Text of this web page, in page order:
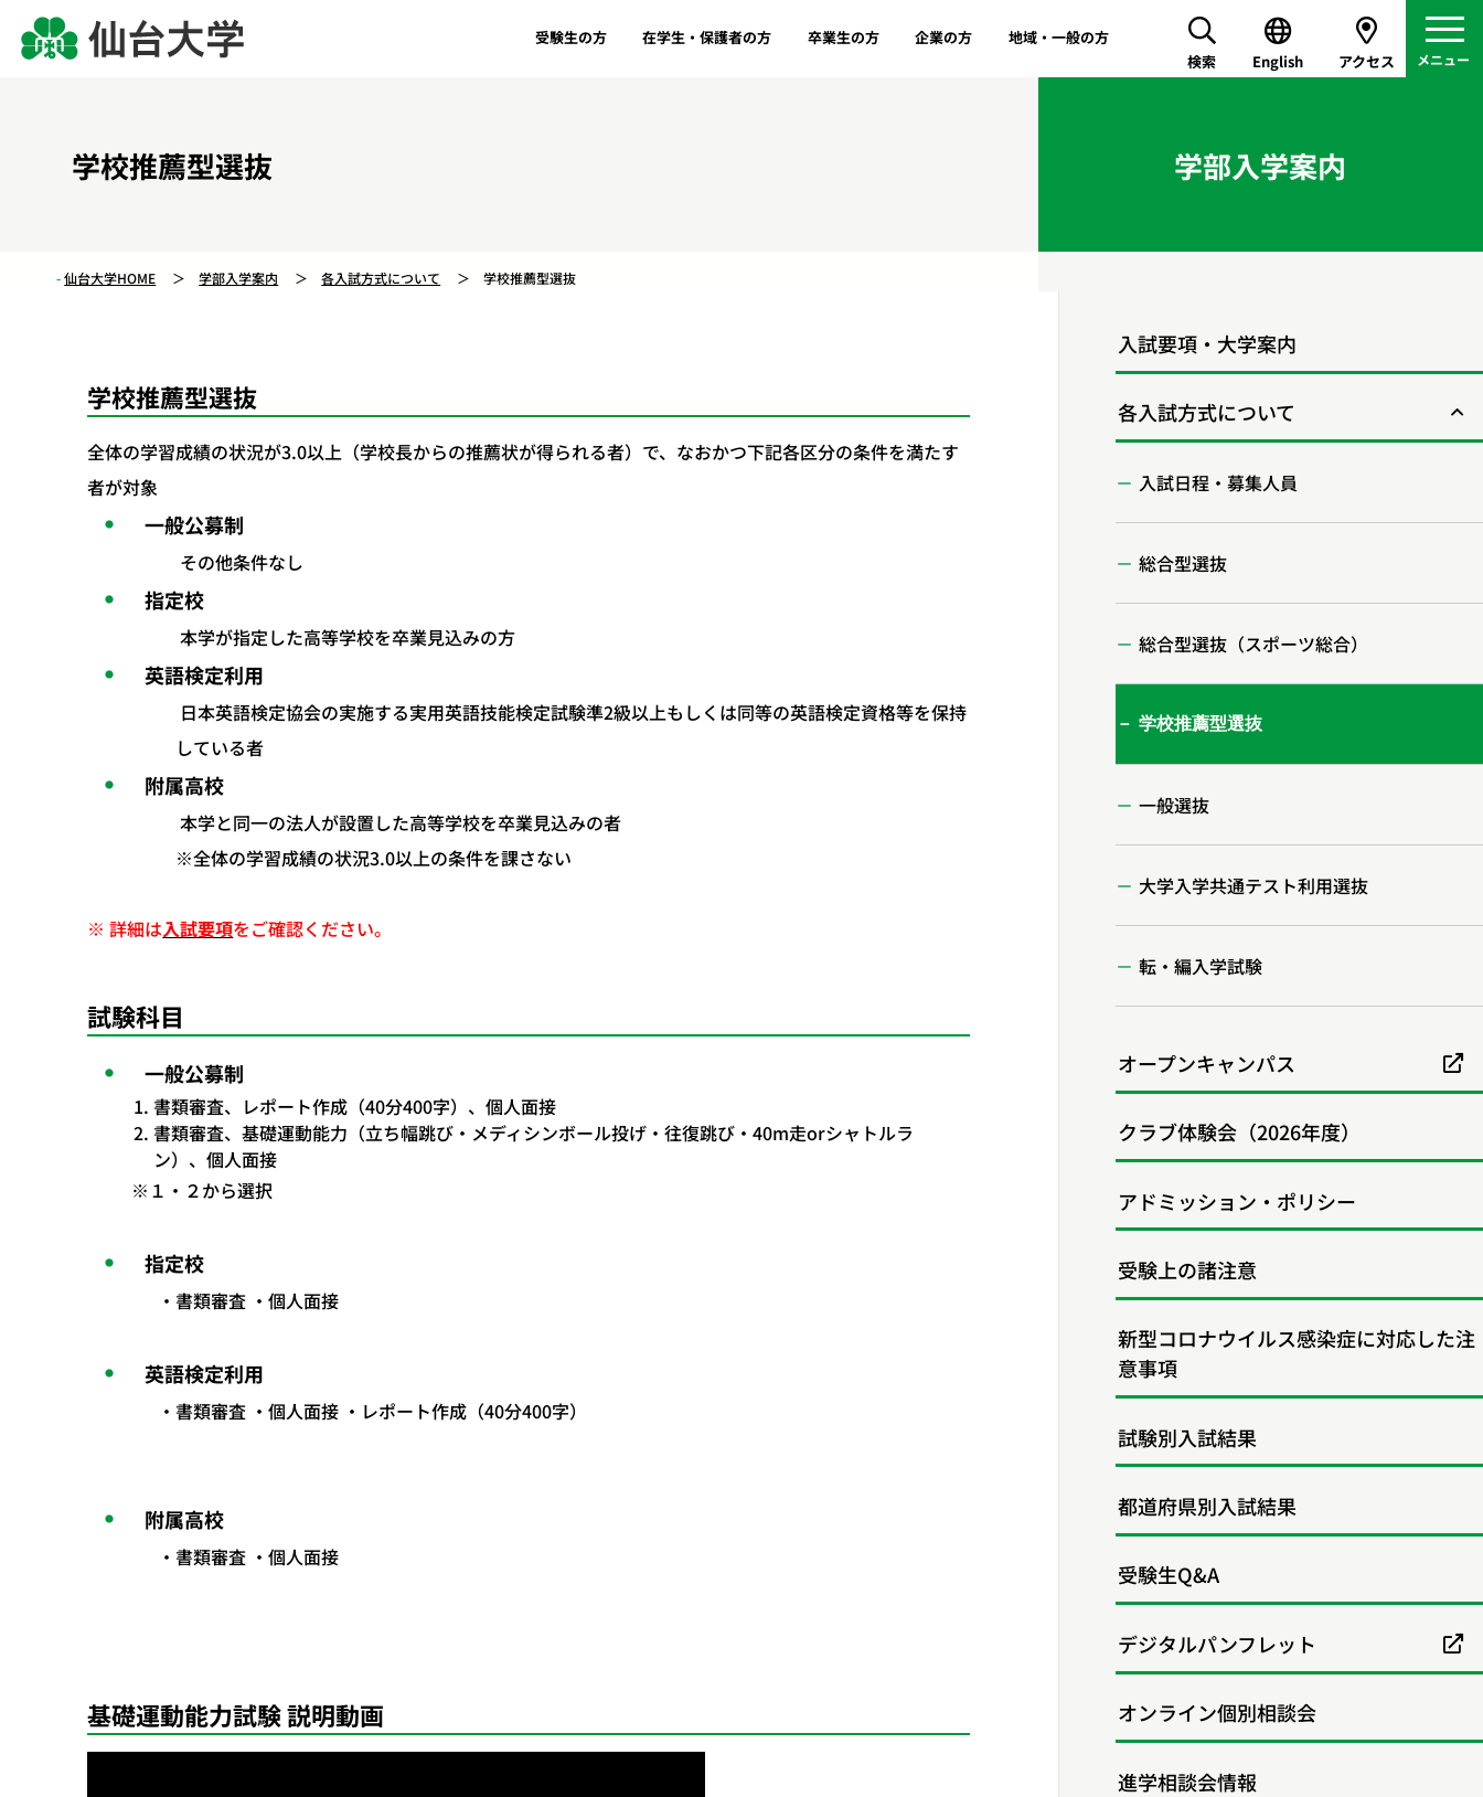
受験生の方 在学生・保護者の方 卒業生の方 企業の方
地域・一般の方
検索
English アクセス
学校推薦型選抜
仙台大学HOME 学部入学案内 各入試方式について 学校推薦型選抜
学校推薦型選抜
全体の学習成績の状況が3.0以上（学校長からの推薦状が得られる者）で、なおかつ下記各区分の条件を満たす
者が対象
一般公募制
その他条件なし
指定校
本学が指定した高等学校を卒業見込みの方
英語検定利用
日本英語検定協会の実施する実用英語技能検定試験準2級以上もしくは同等の英語検定資格等を保持
している者
附属高校
本学と同一の法人が設置した高等学校を卒業見込みの者
※全体の学習成績の状況3.0以上の条件を課さない
※ 詳細は入試要項をご確認ください。
試験科目
一般公募制
書類審査、レポート作成（40分400字）、個人面接
書類審査、基礎運動能力（立ち幅跳び・メディシンボール投げ・往復跳び・40m走orシャトルラ
ン）、個人面接
※１・２から選択
指定校
書類審査 ・個人面接
英語検定利用
書類審査 ・個人面接 ・レポート作成（40分400字）
附属高校
書類審査 ・個人面接
基礎運動能力試験 説明動画
学部入学案内
入試要項・大学案内
各入試方式について
入試日程・募集人員
総合型選抜
総合型選抜（スポーツ総合）
学校推薦型選抜
一般選抜
大学入学共通テスト利用選抜
転・編入学試験
オープンキャンパス
クラブ体験会（2026年度）
アドミッション・ポリシー
受験上の諸注意
新型コロナウイルス感染症に対応した注
意事項
試験別入試結果
都道府県別入試結果
受験生Q&A
デジタルパンフレット
オンライン個別相談会
進学相談会情報